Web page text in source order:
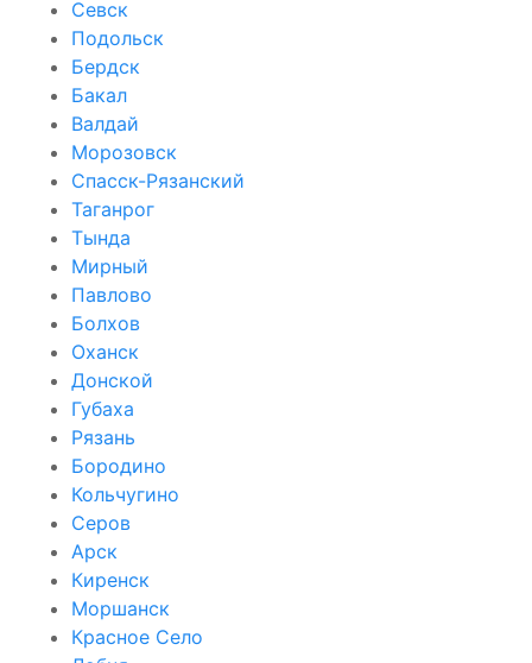
Севск
Подольск
Бердск
Бакал
Валдай
Морозовск
Спасск-Рязанский
Таганрог
Тында
Мирный
Павлово
Болхов
Оханск
Донской
Губаха
Рязань
Бородино
Кольчугино
Серов
Арск
Киренск
Моршанск
Красное Село